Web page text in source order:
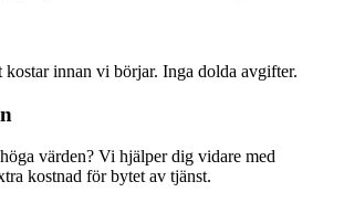
innan vi börjar. Inga dolda avgifter.
värden? Vi hjälper dig vidare med
kostnad för bytet av tjänst.